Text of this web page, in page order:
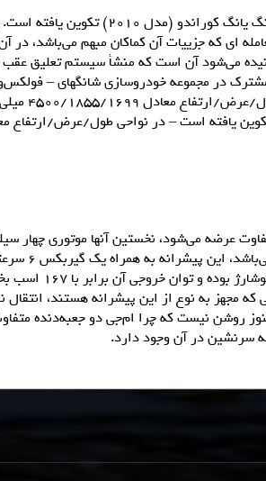
ای که جزییات آن کماکان مبهم می‌باشد،
می‌شود آن است که منشأ سیستم تعلیق
4×4 تجهیز گردند. هنوز روشن نیست که چرا ام‌جی دو
سرنشین در آن وجود دارد.